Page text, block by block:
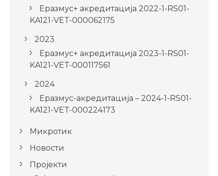
Еразмус+ акредитација 2022-1-RS01-
KA121-VET-000062175
2023
Еразмус+ акредитација 2023-1-RS01-
KA121-VET-000117561
2024
Еразмус-акредитација – 2024-1-RS01-
KA121-VET-000224173
Микротик
Новости
Пројекти